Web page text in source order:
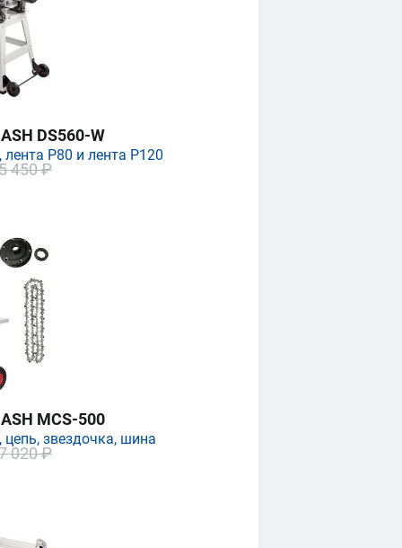
DS560-W
P80 и лента P120
450 ₽
MCS-500
цепь, звездочка, шина
020 ₽